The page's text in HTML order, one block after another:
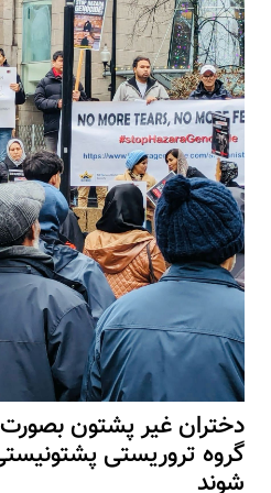
دختران غیر پشتون
گروه تروریستی
شوند